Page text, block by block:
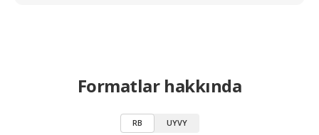
Formatlar hakkında
RB UYVY